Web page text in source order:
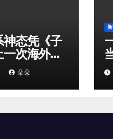
神态凭《子
次海外出
朵朵